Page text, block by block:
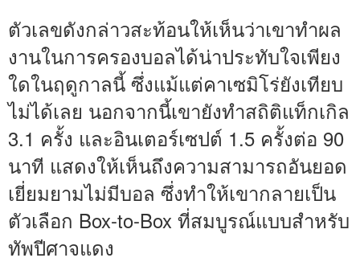
ตัวเลขดังกล่าวสะท้อนให้เห็นว่าเขาทำผล
งานในการครองบอลได้น่าประทับใจเพียง
ใดในฤดูกาลนี้ ซึ่งแม้แต่คาเซมิโร่ยังเทียบ
ไม่ได้เลย นอกจากนี้เขายังทำสถิติแท็กเกิล
3.1 ครั้ง และอินเตอร์เซปต์ 1.5 ครั้งต่อ 90
นาที แสดงให้เห็นถึงความสามารถอันยอด
เยี่ยมยามไม่มีบอล ซึ่งทำให้เขากลายเป็น
ตัวเลือก Box-to-Box ที่สมบูรณ์แบบสำหรับ
ทัพปีศาจแดง